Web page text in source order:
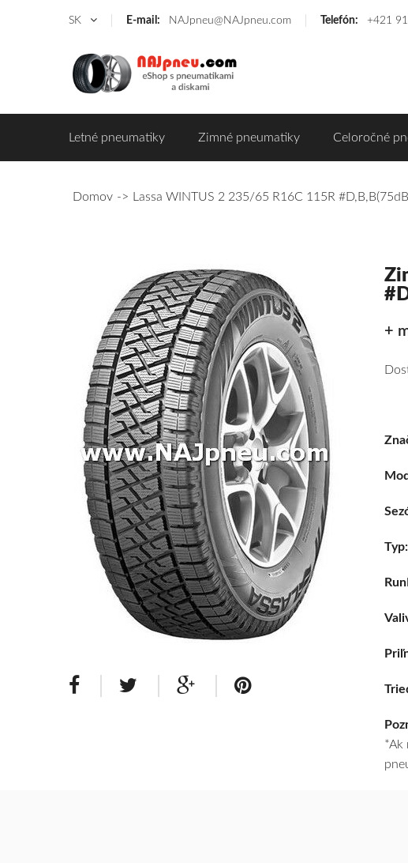
SK E-mail: NAJpneu@NAJpneu.com Telefón: +421
Letné pneumatiky Zimné pneumatiky Celoročné
Domov Lassa WINTUS 2 235/65 R16C 115R
+
2
R16C
za
a
vám
Typ:
*Ak